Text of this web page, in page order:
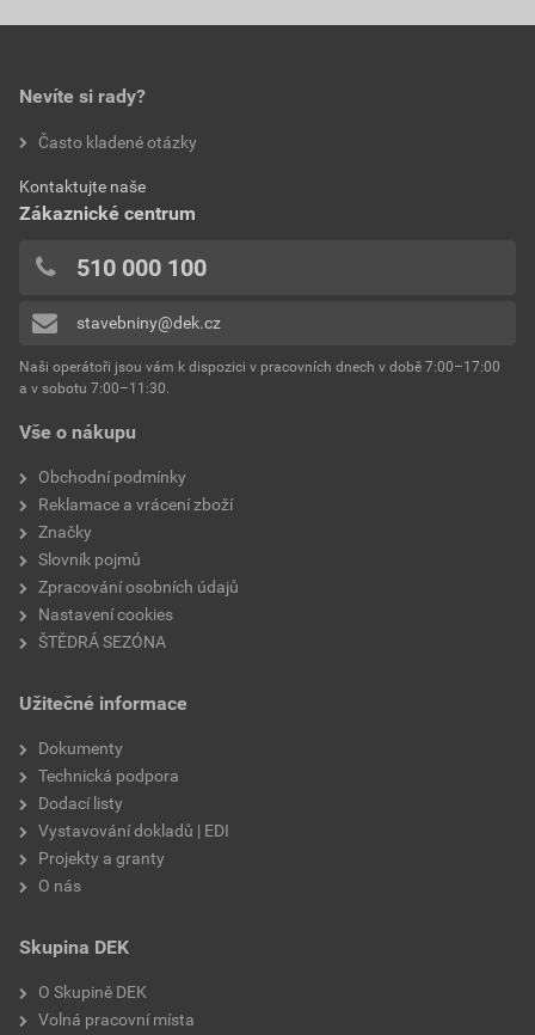
Vše o nákupu
Obchodní podmínky
Reklamace a vrácení zboží
Značky
Slovník pojmů
Zpracování osobních údajů
Nastavení cookies
ŠTĚDRÁ SEZÓNA
Užitečné informace
Dokumenty
Technická podpora
Dodací listy
Vystavování dokladů | EDI
Projekty a granty
O nás
Skupina DEK
O Skupině DEK
Volná pracovní místa
Nevíte si rady?
Často kladené otázky
Kontaktujte naše
Zákaznické centrum
510 000 100
stavebniny@dek.cz
Naši operátoři jsou vám k dispozici v pracovních dnech v době 7:00–17:00
a v sobotu 7:00–11:30.